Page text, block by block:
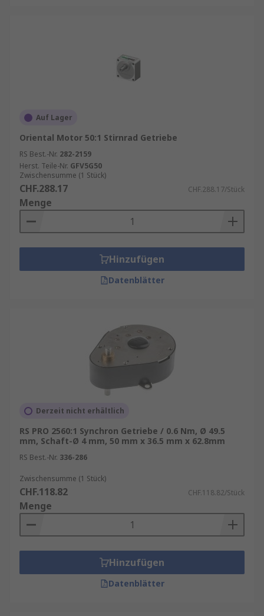
Auf Lager
Oriental Motor 50:1 Stirnrad Getriebe
RS Best.-Nr. 282-2159
Herst. Teile-Nr. GFV5G50
Zwischensumme (1 Stück)
CHF.288.17 CHF.288.17/Stück
Menge
Hinzufügen
Datenblätter
Derzeit nicht erhältlich
RS PRO 2560:1 Synchron Getriebe / 0.6 Nm, Ø 49.5
mm, Schaft-Ø 4 mm, 50 mm x 36.5 mm x 62.8mm
RS Best.-Nr. 336-286
Zwischensumme (1 Stück)
CHF.118.82 CHF.118.82/Stück
Menge
Hinzufügen
Datenblätter